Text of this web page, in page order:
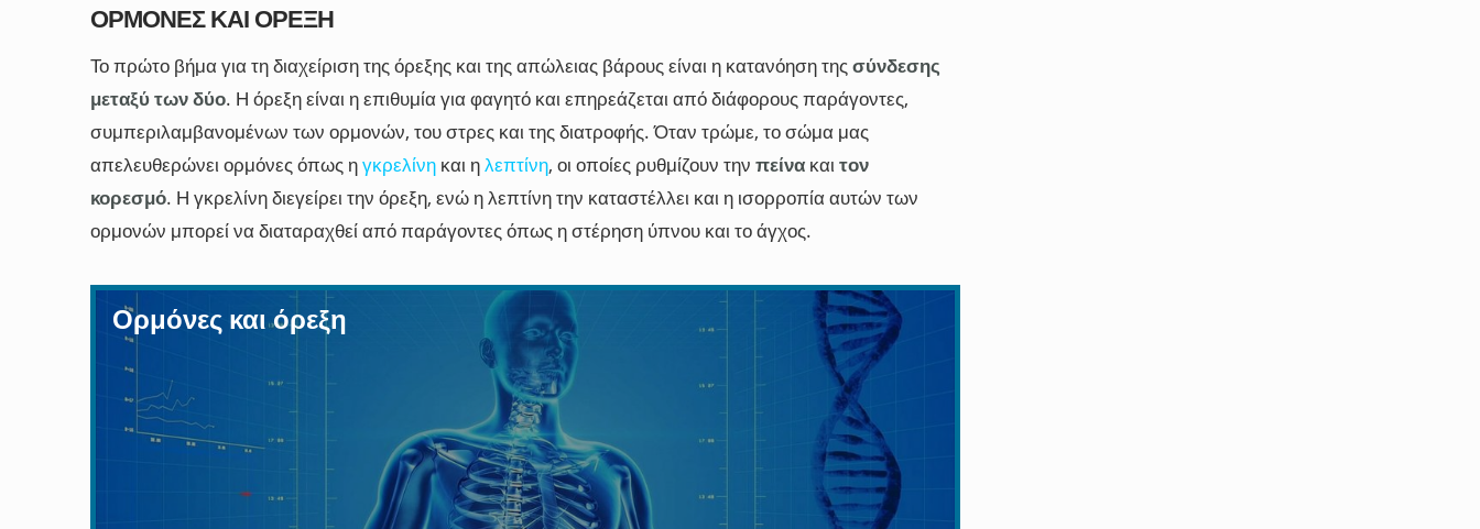
ΟΡΜΌΝΕΣ ΚΑΙ ΌΡΕΞΗ
Το πρώτο βήμα για τη διαχείριση της όρεξης και της απώλειας βάρους είναι η κατανόηση της σύνδεσης
μεταξύ των δύο. Η όρεξη είναι η επιθυμία για φαγητό και επηρεάζεται από διάφορους παράγοντες,
συμπεριλαμβανομένων των ορμονών, του στρες και της διατροφής. Όταν τρώμε, το σώμα μας
απελευθερώνει ορμόνες όπως ηγκρελίνη και ηλεπτίνη, οι οποίες ρυθμίζουν την πείνα και τον
κορεσμό. Η γκρελίνη διεγείρει την όρεξη, ενώ η λεπτίνη την καταστέλλει και η ισορροπία αυτών των
ορμονών μπορεί να διαταραχθεί από παράγοντες όπως η στέρηση ύπνου και το άγχος.
Ορμόνες και όρεξη